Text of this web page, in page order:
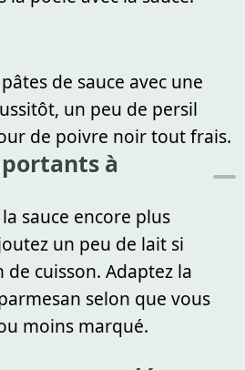
de sauce avec une
un peu de persil
de poivre noir tout frais.
à
sauce encore plus
un peu de lait si
de cuisson. Adaptez la
selon que vous
moins marqué.